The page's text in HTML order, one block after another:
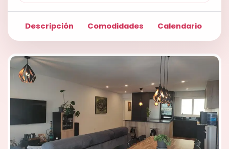
Descripción Comodidades Calendario